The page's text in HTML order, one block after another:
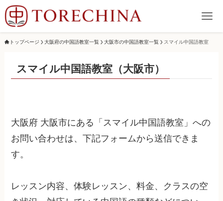
トップページ 大阪府の中国語教室一覧 大阪市の中国語教室一覧 スマイル中国語教室
スマイル中国語教室（大阪市）
大阪府 大阪市にある「スマイル中国語教室」への
お問い合わせは、下記フォームから送信できま
す。
レッスン内容、体験レッスン、料金、クラスの空